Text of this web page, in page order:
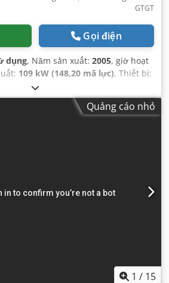
GTGT
Gọi điện
dụng, Năm sản xuất: 2005, giờ hoạt
109 kW (148,20 mã lực), Thiết bị:
bốn bánh, điều hòa không khí
Quảng cáo nhỏ
1 / 15